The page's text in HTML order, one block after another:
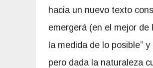
hacia un nuevo texto
emergerá (en el mejor de
la medida de lo posible”
pero dada la naturaleza